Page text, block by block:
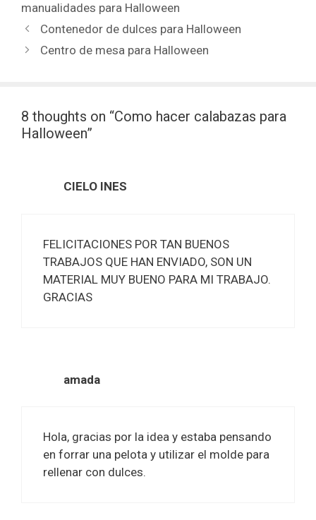
manualidades para Halloween
Contenedor de dulces para Halloween
Centro de mesa para Halloween
8 thoughts on “Como hacer calabazas para
Halloween”
CIELO INES
FELICITACIONES POR TAN BUENOS
TRABAJOS QUE HAN ENVIADO, SON UN
MATERIAL MUY BUENO PARA MI TRABAJO.
GRACIAS
amada
Hola, gracias por la idea y estaba pensando
en forrar una pelota y utilizar el molde para
rellenar con dulces.